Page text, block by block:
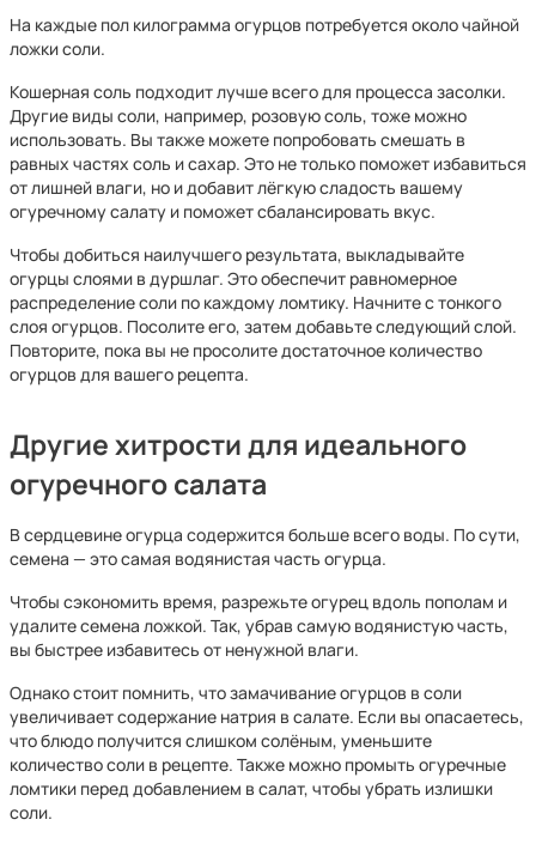
На каждые пол килограмма огурцов потребуется около чайной
ложки соли.
Кошерная соль подходит лучше всего для процесса засолки.
Другие виды соли, например, розовую соль, тоже можно
использовать. Вы также можете попробовать смешать в
равных частях соль и сахар. Это не только поможет избавиться
от лишней влаги, но и добавит лёгкую сладость вашему
огуречному салату и поможет сбалансировать вкус.
Чтобы добиться наилучшего результата, выкладывайте
огурцы слоями в дуршлаг. Это обеспечит равномерное
распределение соли по каждому ломтику. Начните с тонкого
слоя огурцов. Посолите его, затем добавьте следующий слой.
Повторите, пока вы не просолите достаточное количество
огурцов для вашего рецепта.
Другие хитрости для идеального
огуречного салата
В сердцевине огурца содержится больше всего воды. По сути,
семена — это самая водянистая часть огурца.
Чтобы сэкономить время, разрежьте огурец вдоль пополам и
удалите семена ложкой. Так, убрав самую водянистую часть,
вы быстрее избавитесь от ненужной влаги.
Однако стоит помнить, что замачивание огурцов в соли
увеличивает содержание натрия в салате. Если вы опасаетесь,
что блюдо получится слишком солёным, уменьшите
количество соли в рецепте. Также можно промыть огуречные
ломтики перед добавлением в салат, чтобы убрать излишки
соли.